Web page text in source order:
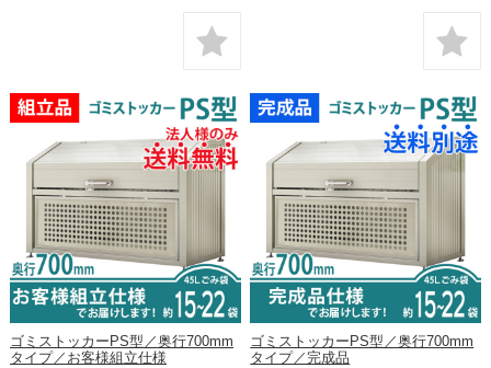
ゴミストッカーPS型／奥行700mm
タイプ／お客様組立仕様
ゴミストッカーPS型／奥行700mm
タイプ／完成品